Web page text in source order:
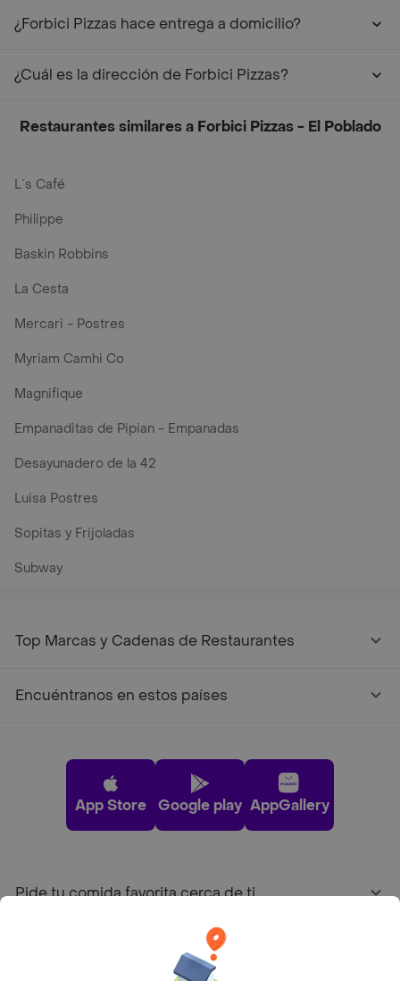
¿Forbici Pizzas hace entrega a domicilio?
¿Cuál es la dirección de Forbici Pizzas?
Restaurantes similares a Forbici Pizzas - El Poblado
L´s Café
Philippe
Baskin Robbins
La Cesta
Mercari - Postres
Myriam Camhi Co
Magnifique
Empanaditas de Pipian - Empanadas
Desayunadero de la 42
Luisa Postres
Sopitas y Frijoladas
Subway
Top Marcas y Cadenas de Restaurantes
Encuéntranos en estos países
App Store Google play AppGallery
Pide tu comida favorita cerca de ti